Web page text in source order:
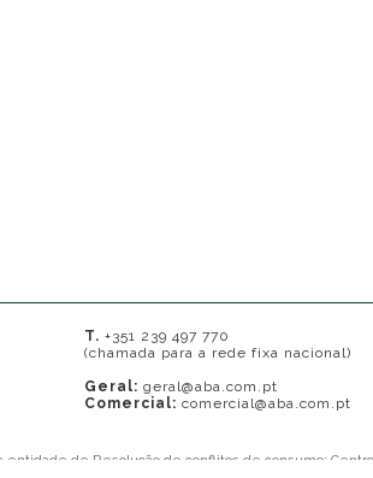
T. +351 239 497 770
(chamada para a rede fixa nacional)
Geral: geral@aba.com.pt
Comercial: comercial@aba.com.pt
de Resolução de conflitos de consumo: